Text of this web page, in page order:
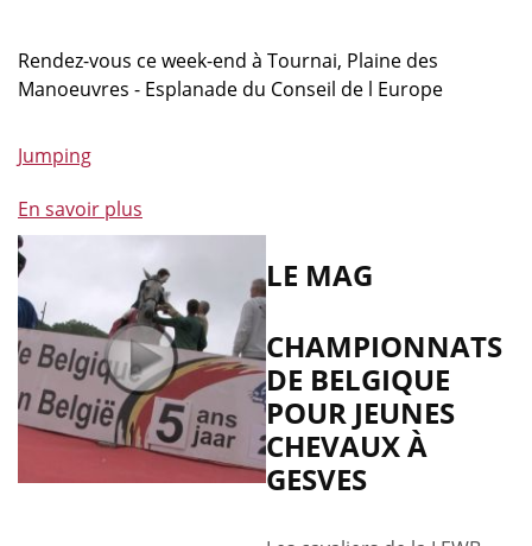
Rendez-vous ce week-end à Tournai, Plaine des
Manoeuvres - Esplanade du Conseil de l Europe
Jumping
En savoir plus
propos
de
Jumping
:
les
championnats
LEWB
à
Tournai
LE MAG
CHAMPIONNATS
DE BELGIQUE
POUR JEUNES
CHEVAUX À
GESVES